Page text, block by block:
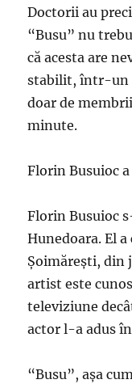
Doctorii au
“Busu” nu
că acesta are
stabilit, într-un
doar de
minute.
Florin Busuioc
Florin Busuioc
Hunedoara. El
Şoimăreşti, din
artist este
televiziune
actor l-a adus
“Busu”, așa